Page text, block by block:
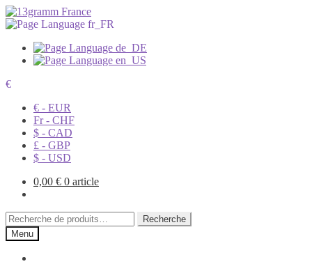
€
€ - EUR
Fr - CHF
$ - CAD
£ - GBP
$ - USD
0,00 € 0 article
Recherche
pour :
Recherche
Menu